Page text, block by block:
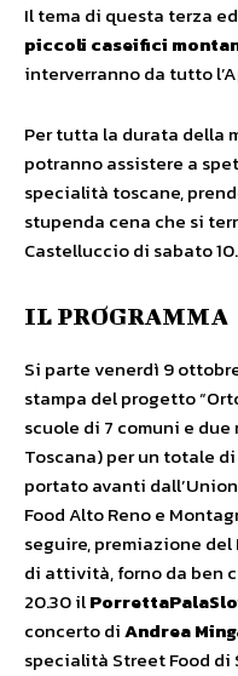
Il tema di questa terza
piccoli caseifici
interverranno da tutto
Per tutta la durata della
potranno assistere a
specialità toscane,
stupenda cena che si
Castelluccio di sabato 10.
IL PROGRAMMA
Si parte venerdì 9
stampa del progetto
scuole di 7 comuni e
Toscana) per un totale
portato avanti
Food Alto Reno e
seguire, premiazione del
di attività, forno da ben
20.30 il
concerto diAndrea
specialità Street Food di